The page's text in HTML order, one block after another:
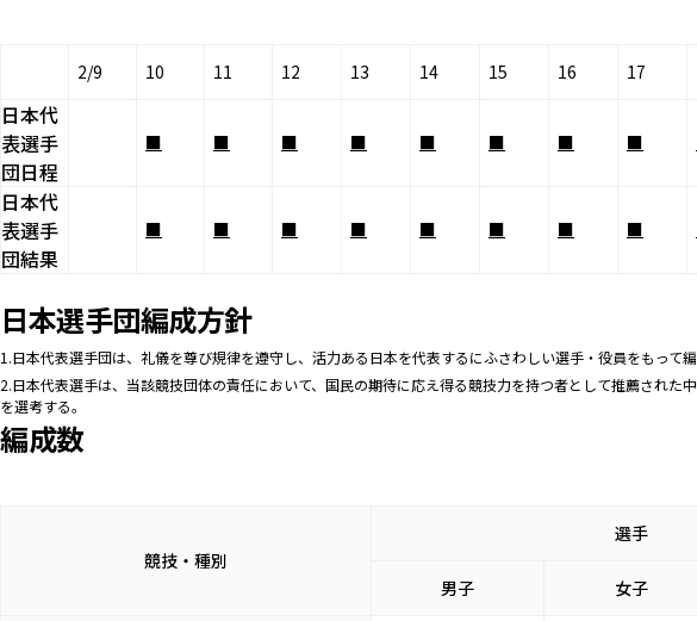
2/9 10 11 12 13 14 15 16 17
日本代
表選手
団日程
■ ■ ■ ■ ■ ■ ■ ■
日本代
表選手
団結果
■ ■ ■ ■ ■ ■ ■ ■
日本選手団編成方針
1.日本代表選手団は、礼儀を尊び規律を遵守し、活力ある日本を代表するにふさわしい選手・役員をもって編
2.日本代表選手は、当該競技団体の責任において、国民の期待に応え得る競技力を持つ者として推薦され
を選考する。
編成数
競技・種別
選手
男子
女子